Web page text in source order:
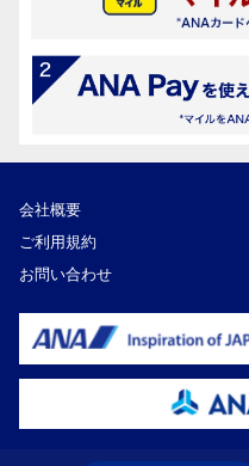
会社概要
ご利用規約
お問い合わせ